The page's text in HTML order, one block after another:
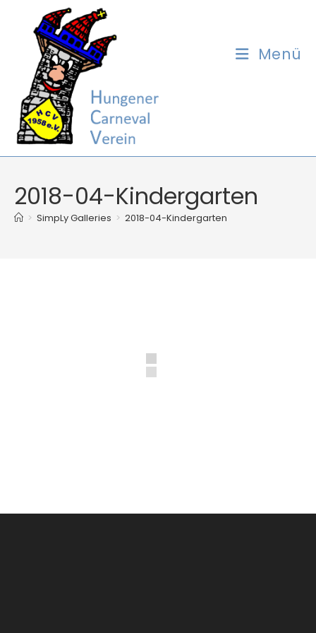
springen
Menü
2018-04-Kindergarten
> SimpLy Galleries > 2018-04-Kindergarten